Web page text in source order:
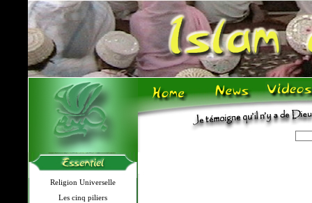
Religion Universelle
Les cinq piliers